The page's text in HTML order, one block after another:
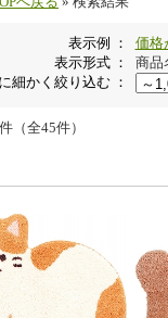
表示例 ：
価格
表示形式 ：
商品
細かく絞り込む ：
（全45件）